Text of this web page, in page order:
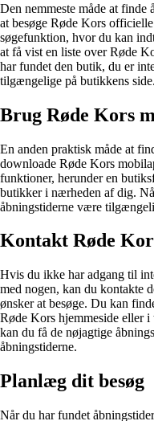
Den nemmeste måde at
at besøge Røde Kors
søgefunktion, hvor du kan
at få vist en liste over Røde
har fundet den butik, du er
tilgængelige på butikkens side.
Brug Røde Kors
En anden praktisk måde at
downloade Røde Kors
funktioner, herunder en
butikker i nærheden af dig.
åbningstiderne være
Kontakt Røde
Hvis du ikke har adgang til
med nogen, kan du kontakte
ønsker at besøge. Du kan
Røde Kors hjemmeside eller
kan du få de nøjagtige
åbningstiderne.
Planlæg dit besøg
Når du har fundet